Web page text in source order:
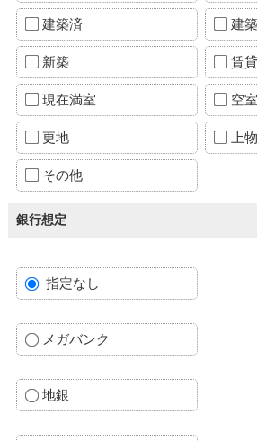
建築済 建
新築 賃
現在満室 空
更地 上
その他
銀行想定
指定なし
メガバンク
地銀